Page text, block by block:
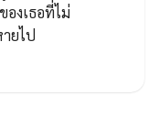
องเธอที่ไม่
ยไป